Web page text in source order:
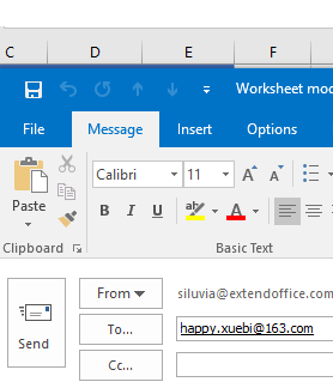
= True
True